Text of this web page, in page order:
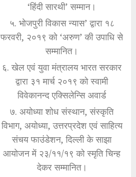
‘हिंदी सारथी’ सम्मान।
५. भोजपुरी विकास न्यास’ द्वारा १८
फरवरी, २०१९ को ‘अरुण’ की उपाधि से
सम्मानित।
६. खेल एवं युवा मंत्रालय भारत सरकार
द्वारा ३१ मार्च २०१९ को स्वामी
विवेकानन्द एक्सिलेन्सि अवार्ड
७. अयोध्या शोध संस्थान, संस्कृति
विभाग, अयोध्या, उत्तरप्रदेश एवं साहित्य
संचय फाउंडेशन, दिल्ली के साझा
आयोजन में २३/११/१९ को स्मृति चिन्ह
देकर सम्मानित।